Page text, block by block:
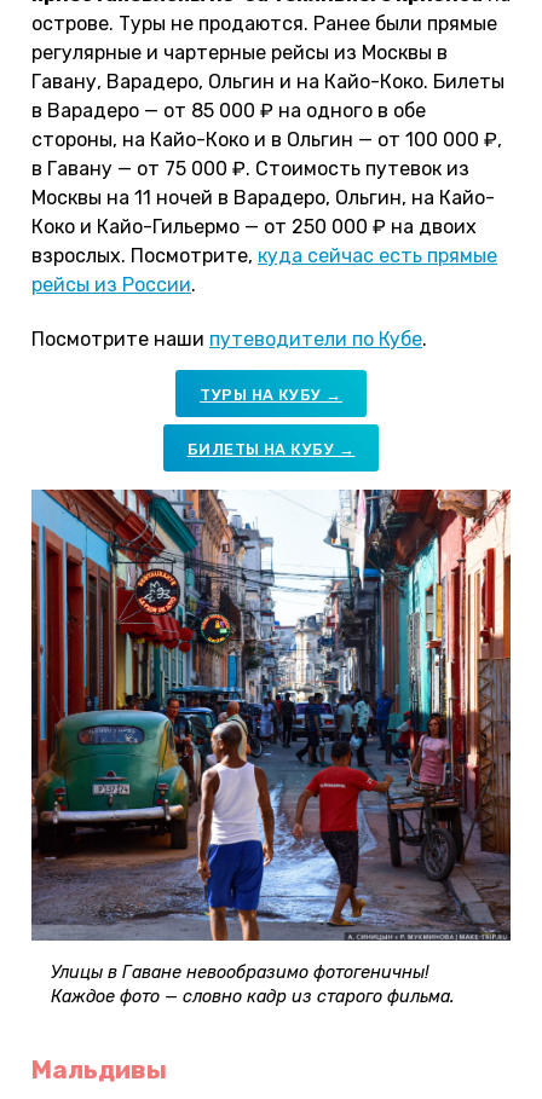
острове. Туры не продаются. Ранее были прямые
регулярные и чартерные рейсы из Москвы в
Гавану, Варадеро, Ольгин и на Кайо-Коко. Билеты
в Варадеро — от 85 000 ₽ на одного в обе
стороны, на Кайо-Коко и в Ольгин — от 100 000 ₽,
в Гавану — от 75 000 ₽. Стоимость путевок из
Москвы на 11 ночей в Варадеро, Ольгин, на Кайо-
Коко и Кайо-Гильермо — от 250 000 ₽ на двоих
взрослых. Посмотрите, куда сейчас есть прямые
рейсы из России.
Посмотрите наши путеводители по Кубе.
ТУРЫ НА КУБУ →
БИЛЕТЫ НА КУБУ →
Улицы в Гаване невообразимо фотогеничны!
Каждое фото — словно кадр из старого фильма.
Мальдивы